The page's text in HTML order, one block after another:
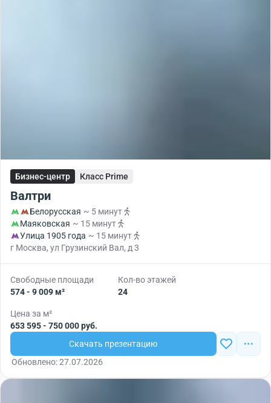
Бизнес-центр Класс Prime
Валтри
Белорусская ~ 5 минут
Маяковская ~ 15 минут
Улица 1905 года ~ 15 минут
г Москва, ул Грузинский Вал, д 3
Свободные площади
574 - 9 009 м²
Кол-во этажей
24
Цена за м²
653 595 - 750 000 руб.
Скачать презентацию
Обновлено: 27.07.2026